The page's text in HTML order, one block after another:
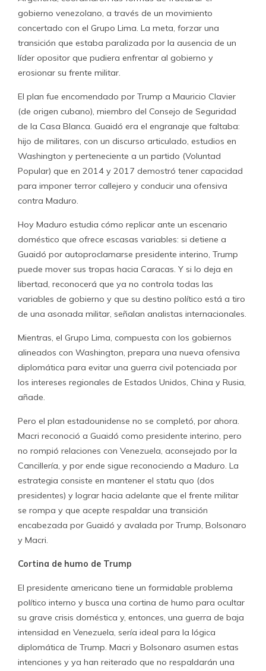
gobierno venezolano, a través de un movimiento
concertado con el Grupo Lima. La meta, forzar una
transición que estaba paralizada por la ausencia de un
líder opositor que pudiera enfrentar al gobierno y
erosionar su frente militar.
El plan fue encomendado por Trump a Mauricio Clavier
(de origen cubano), miembro del Consejo de Seguridad
de la Casa Blanca. Guaidó era el engranaje que faltaba:
hijo de militares, con un discurso articulado, estudios en
Washington y perteneciente a un partido (Voluntad
Popular) que en 2014 y 2017 demostró tener capacidad
para imponer terror callejero y conducir una ofensiva
contra Maduro.
Hoy Maduro estudia cómo replicar ante un escenario
doméstico que ofrece escasas variables: si detiene a
Guaidó por autoproclamarse presidente interino, Trump
puede mover sus tropas hacia Caracas. Y si lo deja en
libertad, reconocerá que ya no controla todas las
variables de gobierno y que su destino político está a tiro
de una asonada militar, señalan analistas internacionales.
Mientras, el Grupo Lima, compuesta con los gobiernos
alineados con Washington, prepara una nueva ofensiva
diplomática para evitar una guerra civil potenciada por
los intereses regionales de Estados Unidos, China y Rusia,
añade.
Pero el plan estadounidense no se completó, por ahora.
Macri reconoció a Guaidó como presidente interino, pero
no rompió relaciones con Venezuela, aconsejado por la
Cancillería, y por ende sigue reconociendo a Maduro. La
estrategia consiste en mantener el statu quo (dos
presidentes) y lograr hacia adelante que el frente militar
se rompa y que acepte respaldar una transición
encabezada por Guaidó y avalada por Trump, Bolsonaro
y Macri.
Cortina de humo de Trump
El presidente americano tiene un formidable problema
político interno y busca una cortina de humo para ocultar
su grave crisis doméstica y, entonces, una guerra de baja
intensidad en Venezuela, sería ideal para la lógica
diplomática de Trump. Macri y Bolsonaro asumen estas
intenciones y ya han reiterado que no respaldarán una